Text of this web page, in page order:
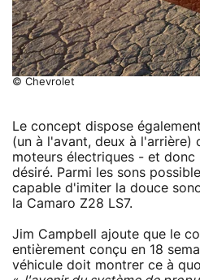
© Chevrolet
Le concept dispose
(un à l'avant, deux à l'arrière)
moteurs électriques - et donc
désiré. Parmi les sons
capable d'imiter la douce
la Camaro Z28 LS7.
Jim Campbell ajoute que le
entièrement conçu en 18
véhicule doit montrer ce à